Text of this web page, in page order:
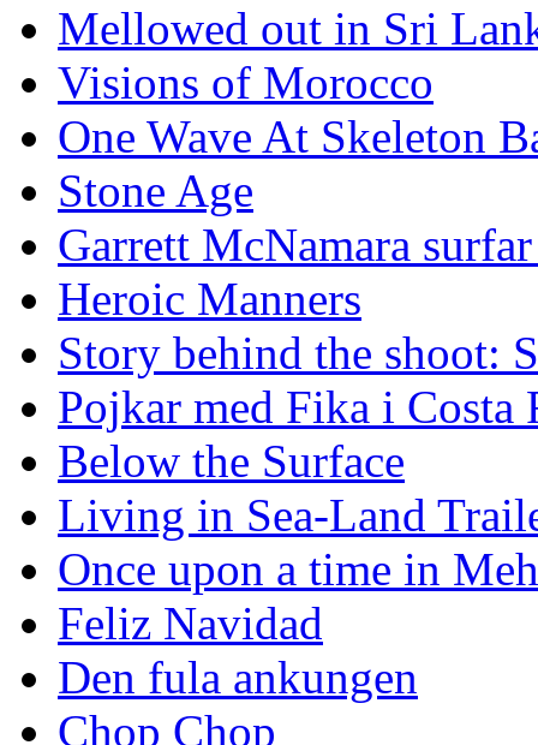
Mellowed out in Sri
Visions of Morocco
One Wave At Skeleton
Stone Age
Garrett McNamara
Heroic Manners
Story behind the shoot:
Pojkar med Fika i Costa
Below the Surface
Living in Sea-Land
Once upon a time in
Feliz Navidad
Den fula ankungen
Chop Chop